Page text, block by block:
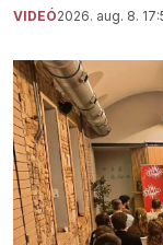
VIDEÓ2026. aug. 8.